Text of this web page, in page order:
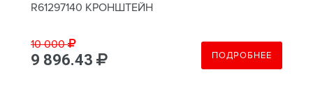
R61297140 КРОНШТЕЙН
10 000
9 896.43 ПОДРОБНЕЕ